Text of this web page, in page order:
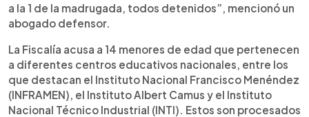
a la 1 de la madrugada, todos detenidos”, mencionó un
abogado defensor.
La Fiscalía acusa a 14 menores de edad que pertenecen
a diferentes centros educativos nacionales, entre los
que destacan el Instituto Nacional Francisco Menéndez
(INFRAMEN), el Instituto Albert Camus y el Instituto
Nacional Técnico Industrial (INTI). Estos son procesados